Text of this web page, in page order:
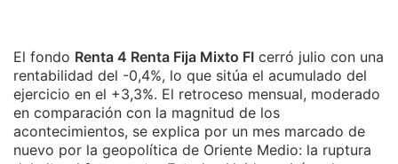
El fondo Renta 4 Renta Fija Mixto FI cerró julio con una
rentabilidad del -0,4%, lo que sitúa el acumulado del
ejercicio en el +3,3%. El retroceso mensual, moderado
en comparación con la magnitud de los
acontecimientos, se explica por un mes marcado de
nuevo por la geopolítica de Oriente Medio: la ruptura